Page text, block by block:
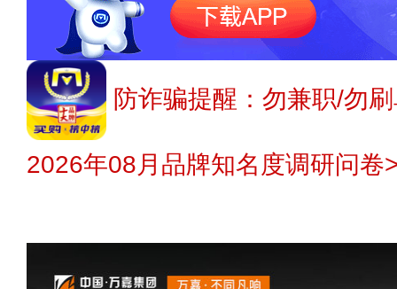
防诈骗提醒：勿兼职/勿
2026年08月品牌知名度调研问卷